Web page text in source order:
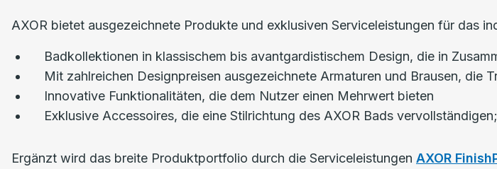
AXOR bietet ausgezeichnete Produkte und exklusiven Serviceleistungen für das
Badkollektionen in klassischem bis avantgardistischem Design, die in
Mit zahlreichen Designpreisen ausgezeichnete Armaturen und Brausen, die
Innovative Funktionalitäten, die dem Nutzer einen Mehrwert bieten
Exklusive Accessoires, die eine Stilrichtung des AXOR Bads
Ergänzt wird das breite Produktportfolio durch die Serviceleistungen AXOR